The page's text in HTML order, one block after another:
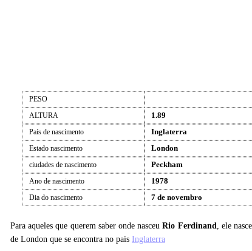
PESO
ALTURA
1.89
País de nascimento Inglaterra
Estado nascimento London
ciudades de nascimento Peckham
Ano de nascimento 1978
Dia do nascimento 7 de novembro
Para aqueles que querem saber onde nasceuRio Ferdinand, ele
de London que se encontra no pais Inglaterra